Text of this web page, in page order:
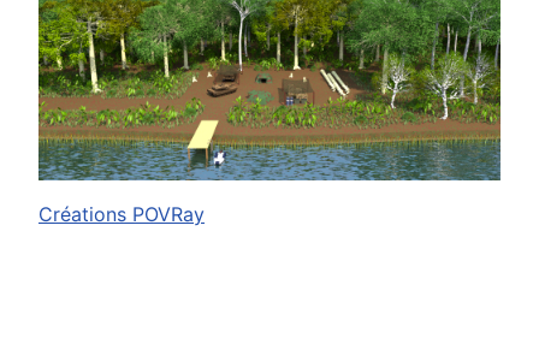
Créations POVRay